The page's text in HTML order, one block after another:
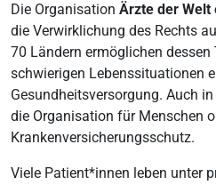
Die Organisation Ärzte der Welt
die Verwirklichung des Rechts
70 Ländern ermöglichen dessen
schwierigen Lebenssituationen
Gesundheitsversorgung. Auch
die Organisation für Menschen
Krankenversicherungsschutz.
Viele Patient*innen leben unter